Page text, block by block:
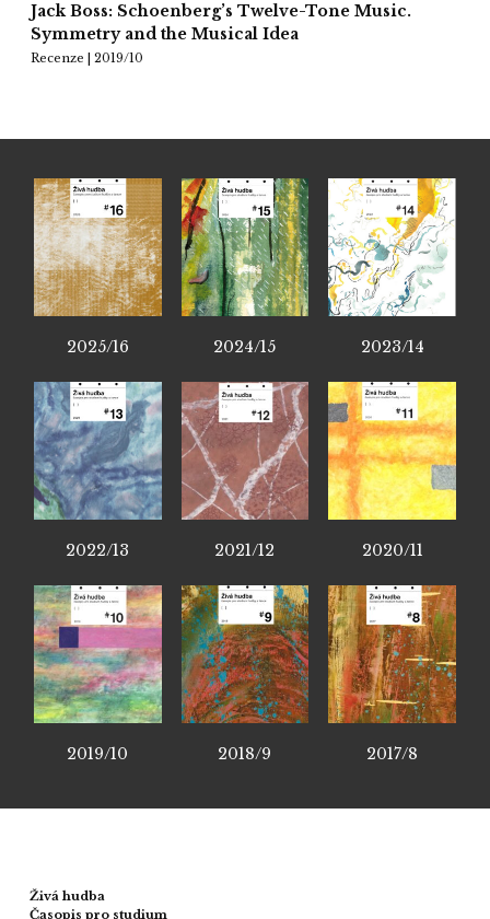
Jack Boss: Schoenberg’s Twelve-Tone Music.
Symmetry and the Musical Idea
Recenze | 2019/10
2025/16 2024/15 2023/14
2022/13 2021/12 2020/11
2019/10 2018/9 2017/8
Živá hudba
Časopis pro studium